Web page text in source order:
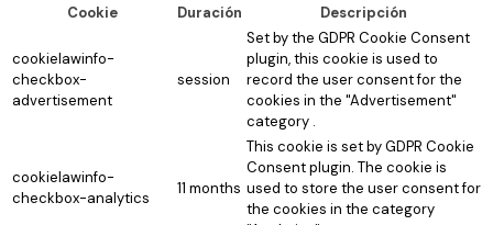
Cookie
Duración Descripción
cookielawinfo-
checkbox-
advertisement
session
Set by the GDPR Cookie Consent
plugin, this cookie is used to
record the user consent for the
cookies in the "Advertisement"
category .
cookielawinfo-
checkbox-analytics
11 months
This cookie is set by GDPR Cookie
Consent plugin. The cookie is
used to store the user consent for
the cookies in the category